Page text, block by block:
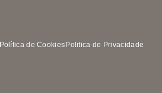
de CookiesPolitica de Privacidade